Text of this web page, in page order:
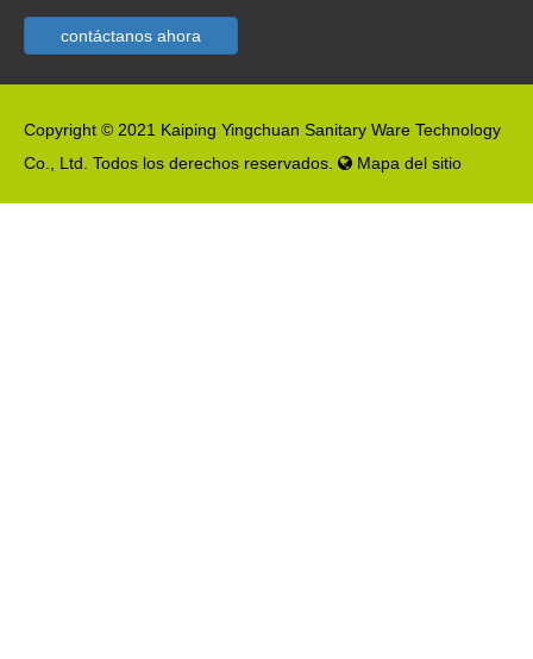
contáctanos ahora
Copyright © 2021 Kaiping Yingchuan Sanitary Ware Technology
Co., Ltd. Todos los derechos reservados.  Mapa del sitio